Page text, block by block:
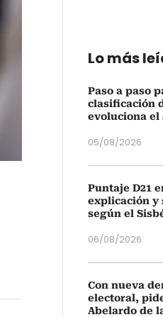
Lo más
Paso a paso
clasificación
evoluciona
05/08/2026
Puntaje D21
explicación y
según el
06/08/2026
Con nueva
electoral,
Abelardo de